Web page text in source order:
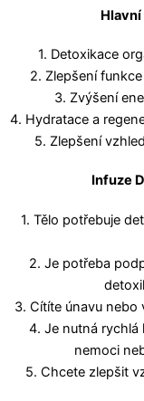
1. Detoxikace
2. Zlepšení
3. Zvýšení
4. Hydratace a
5. Zlepšení
Infuze
1. Tělo potřebuje
2. Je potřeba
3. Cítíte únavu nebo
4. Je nutná rychlá
nemoci
5. Chcete zlepšit